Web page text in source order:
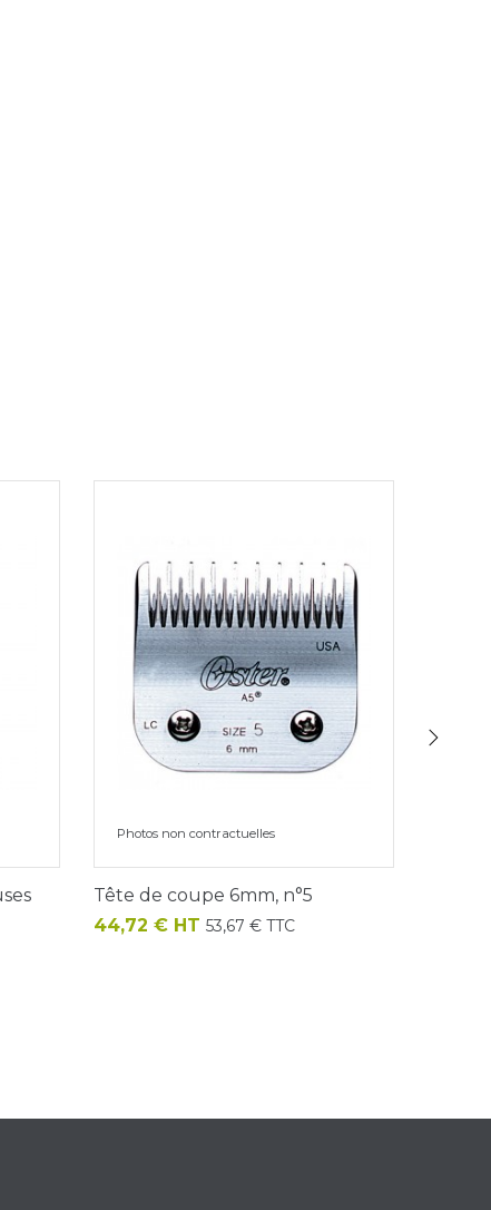
Photos non contractuelles
Tête de coupe 6mm, n°5
Prix
44,72 € HT 53,67 € TTC